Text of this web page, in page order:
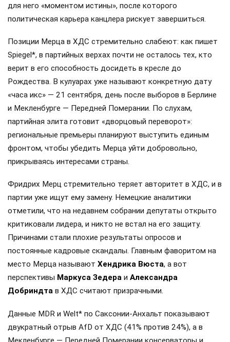
для него «моментом истины», после которого
политическая карьера канцлера рискует завершиться.
Позиции Мерца в ХДС стремительно слабеют: как пишет
Spiegel*, в партийных верхах почти не осталось тех, кто
верит в его способность досидеть в кресле до
Рождества. В кулуарах уже называют конкретную дату
«часа икс» — 21 сентября, день после выборов в Берлине
и Мекленбурге — Передней Померании. По слухам,
партийная элита готовит «дворцовый переворот»:
региональные премьеры планируют выступить единым
фронтом, чтобы убедить Мерца уйти добровольно,
прикрываясь интересами страны.
Фридрих Мерц стремительно теряет авторитет в ХДС, и в
партии уже ищут ему замену. Немецкие аналитики
отметили, что на недавнем собрании депутаты открыто
критиковали лидера, и никто не встал на его защиту.
Причинами стали плохие результаты опросов и
постоянные кадровые скандалы. Главным фаворитом на
место Мерца называют Хендрика Вюста, а вот
перспективы Маркуса Зедера и Александра
Добриндта в ХДС считают призрачными.
Данные MDR и Welt* по Саксонии-Анхальт показывают
двукратный отрыв AfD от ХДС (41% против 24%), а в